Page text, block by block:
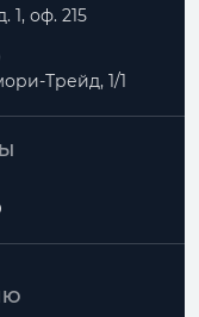
1, оф. 215
Трейд, 1/1